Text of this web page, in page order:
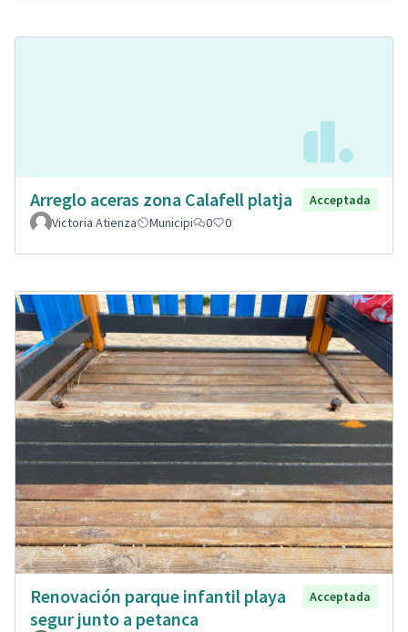
Arreglo aceras zona Calafell platja
Acceptada
Victoria Atienza
Municipi 0 0
Renovación parque infantil playa
segur junto a petanca
Acceptada